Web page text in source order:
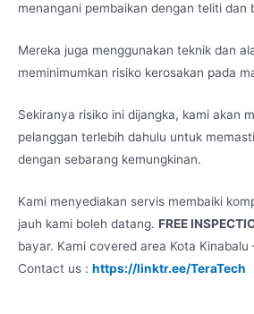
menangani pembaikan dengan teliti dan
Mereka juga menggunakan teknik dan
meminimumkan risiko kerosakan pada
Sekiranya risiko ini dijangka, kami akan
pelanggan terlebih dahulu untuk
dengan sebarang kemungkinan.
Kami menyediakan servis membaiki
jauh kami boleh datang. FREE
bayar. Kami covered area Kota Kinabalu
Contact us : https://linktr.ee/TeraTech